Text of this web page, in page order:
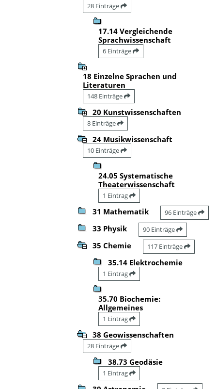
28 Einträge
17.14 Vergleichende
Sprachwissenschaft
6 Einträge
18 Einzelne Sprachen und
Literaturen
148 Einträge
20 Kunstwissenschaften
8 Einträge
24 Musikwissenschaft
10 Einträge
24.05 Systematische
Theaterwissenschaft
1 Eintrag
31 Mathematik 96 Einträge
33 Physik 90 Einträge
35 Chemie 117 Einträge
35.14 Elektrochemie
1 Eintrag
35.70 Biochemie:
Allgemeines
1 Eintrag
38 Geowissenschaften
28 Einträge
38.73 Geodäsie
1 Eintrag